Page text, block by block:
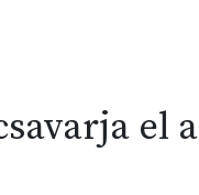
el a